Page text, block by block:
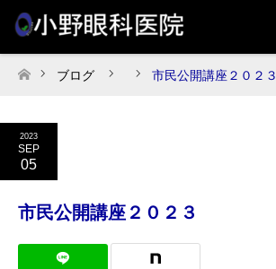
ホーム
ブログ 市民公開講座２０２３
2023
SEP
05
市民公開講座２０２３